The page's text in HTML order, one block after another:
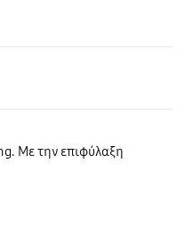
Με την επιφύλαξη